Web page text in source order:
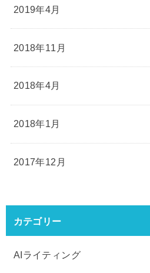
2019年4月
2018年11月
2018年4月
2018年1月
2017年12月
カテゴリー
AIライティング